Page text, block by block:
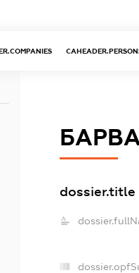
dossier.title